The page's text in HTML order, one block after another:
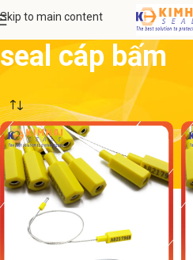
Skip to main content
seal cáp bấm